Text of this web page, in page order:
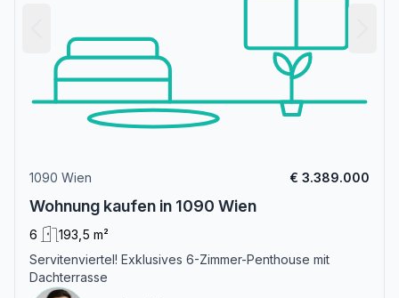
1090 Wien € 3.389.000
Wohnung kaufen in 1090 Wien
6
193,5 m²
Servitenviertel! Exklusives 6-Zimmer-Penthouse mit
Dachterrasse